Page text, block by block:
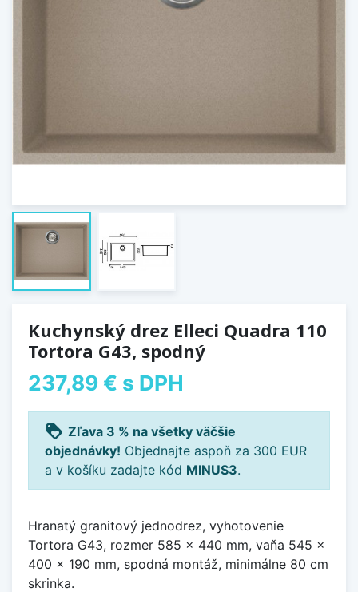
Kuchynský drez Elleci Quadra 110
Tortora G43, spodný
237,89 € s DPH
loyalty Zľava 3 % na všetky väčšie
objednávky! Objednajte aspoň za 300 EUR
a v košíku zadajte kód MINUS3.
Hranatý granitový jednodrez, vyhotovenie
Tortora G43, rozmer 585 x 440 mm, vaňa 545 x
400 x 190 mm, spodná montáž, minimálne 80 cm
skrinka.